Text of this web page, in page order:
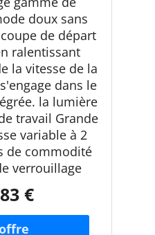
doux sans
de départ
ralentissant
la vitesse de la
dans le
la lumière
travail Grande
variable à 2
de commodité
verrouillage
€